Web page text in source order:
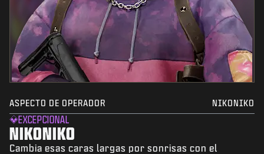
ASPECTO DE OPERADOR NIKONIKO
EXCEPCIONAL
NIKONIKO
Cambia esas caras largas por sonrisas con el